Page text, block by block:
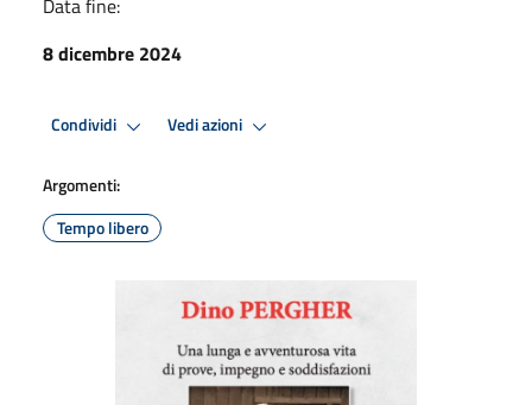
8 dicembre 2024
Condividi Vedi azioni
Argomenti:
Tempo libero